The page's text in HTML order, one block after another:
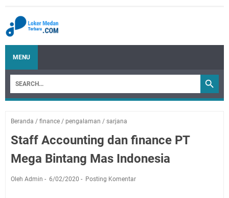
MENU
Beranda / finance / pengalaman / sarjana
Staff Accounting dan finance PT
Mega Bintang Mas Indonesia
Oleh Admin 6/02/2020 Posting Komentar